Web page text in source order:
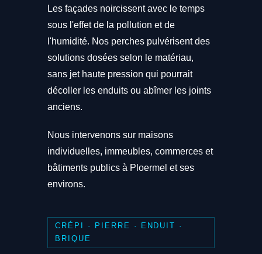
Les façades noircissent avec le temps
sous l'effet de la pollution et de
l'humidité. Nos perches pulvérisent des
solutions dosées selon le matériau,
sans jet haute pression qui pourrait
décoller les enduits ou abîmer les joints
anciens.
Nous intervenons sur maisons
individuelles, immeubles, commerces et
bâtiments publics à Ploermel et ses
environs.
CRÉPI · PIERRE · ENDUIT ·
BRIQUE